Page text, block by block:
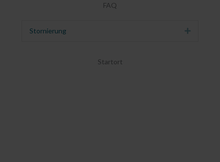
FAQ
Stornierung Erweitern
Startort